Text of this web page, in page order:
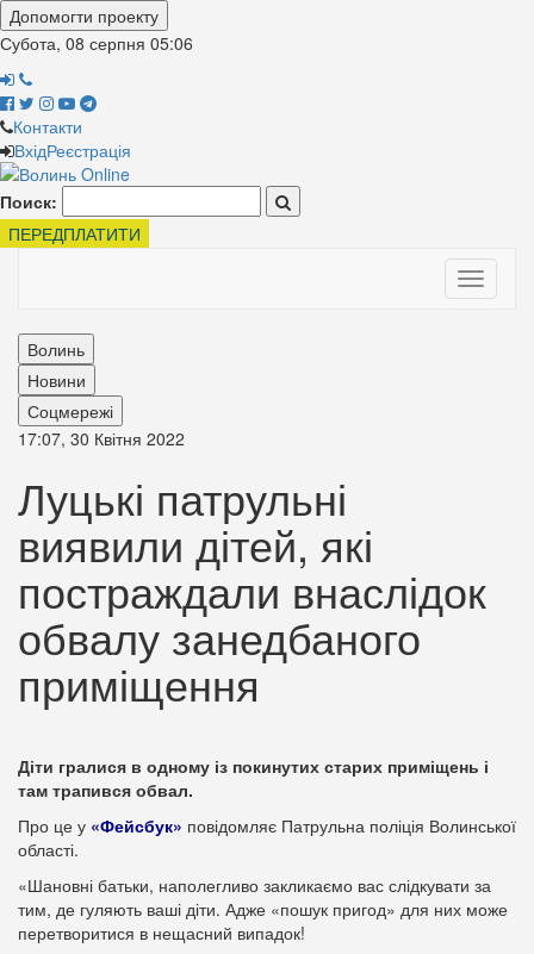
Допомогти проекту
Субота, 08 серпня 05:06
Контакти
ВхідРеєстрація
Поиск:
ПЕРЕДПЛАТИТИ
Toggle
Волинь
Новини
Соцмережі
17:07, 30 Квітня 2022
Луцькі патрульні
виявили дітей, які
постраждали внаслідок
обвалу занедбаного
приміщення
Діти гралися в одному із покинутих старих приміщень і
там трапився обвал.
Про це у «Фейсбук» повідомляє Патрульна поліція Волинської
області.
«Шановні батьки, наполегливо закликаємо вас слідкувати за
тим, де гуляють ваші діти. Адже «пошук пригод» для них може
перетворитися в нещасний випадок!